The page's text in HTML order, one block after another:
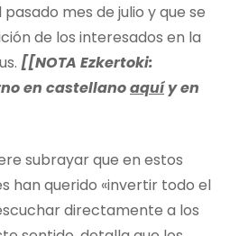
mes de julio y que se
de los interesados en la
[[NOTA Ezkertoki:
en castellanoaquíy en
subrayar que en estos
han querido «invertir todo el
directamente a los